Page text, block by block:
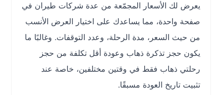
يعرض لك الأسعار المجمّعة من عدة شركات طيران في
صفحة واحدة، مما يساعدك على اختيار العرض الأنسب
من حيث السعر، مدة الرحلة، وعدد التوقفات. وغالبًا ما
يكون حجز تذكرة ذهاب وعودة أقل تكلفة من حجز
رحلتي ذهاب فقط في وقتين مختلفين، خاصة عند
تثبيت تاريخ العودة مسبقًا.